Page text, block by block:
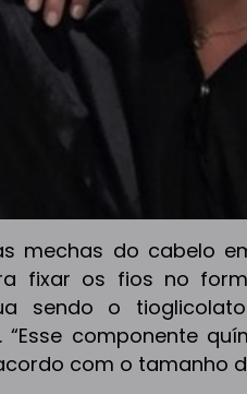
mechas do cabelo
fixar os fios no
sendo o
componente
com o tamanho